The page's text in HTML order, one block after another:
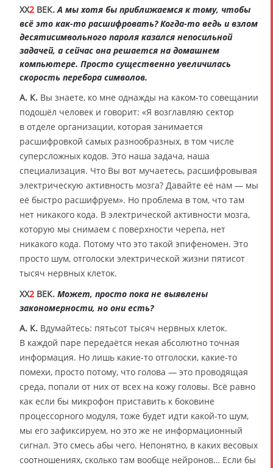
XX2 ВЕК. А мы хотя бы приближаемся к тому, чтобы
всё это как-то расшифровать? Когда-то ведь и взлом
десятисимвольного пароля казался непосильной
задачей, а сейчас она решается на домашнем
компьютере. Просто существенно увеличилась
скорость перебора символов.
А. К. Вы знаете, ко мне однажды на каком-то совещании
подошёл человек и говорит: «Я возглавляю сектор
в отделе организации, которая занимается
расшифровкой самых разнообразных, в том числе
суперсложных кодов. Это наша задача, наша
специализация. Что Вы вот мучаетесь, расшифровывая
электрическую активность мозга? Давайте её нам — мы
её быстро расшифруем». Но проблема в том, что там
нет никакого кода. В электрической активности мозга,
которую мы снимаем с поверхности черепа, нет
никакого кода. Потому что это такой эпифеномен. Это
просто шум, отголоски электрической жизни пятисот
тысяч нервных клеток.
XX2 ВЕК. Может, просто пока не выявлены
закономерности, но они есть?
А. К. Вдумайтесь: пятьсот тысяч нервных клеток.
В каждой паре передаётся некая абсолютно точная
информация. Но лишь какие-то отголоски, какие-то
помехи, просто потому, что голова — это проводящая
среда, попали от них от всех на кожу головы. Всё равно
как если бы микрофон приставить к боковине
процессорного модуля, тоже будет идти какой-то шум,
мы его зафиксируем, но это же не информационный
сигнал. Это смесь абы чего. Непонятно, в каких весовых
соотношениях, сколько там вообще нейронов… Если бы